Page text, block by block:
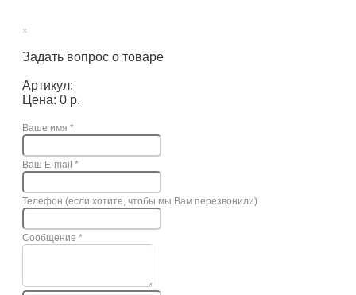
×
Задать вопрос о товаре
Артикул:
Цена: 0 р.
Ваше имя *
Ваш E-mail *
Телефон (если хотите, чтобы мы Вам перезвонили)
Сообщение *